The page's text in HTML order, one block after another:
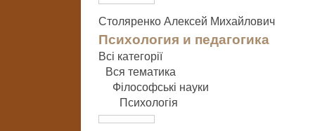
Столяренко Алексей Михайлович
Психология и педагогика
Всі категорії
Вся тематика
Філософські науки
Психологія